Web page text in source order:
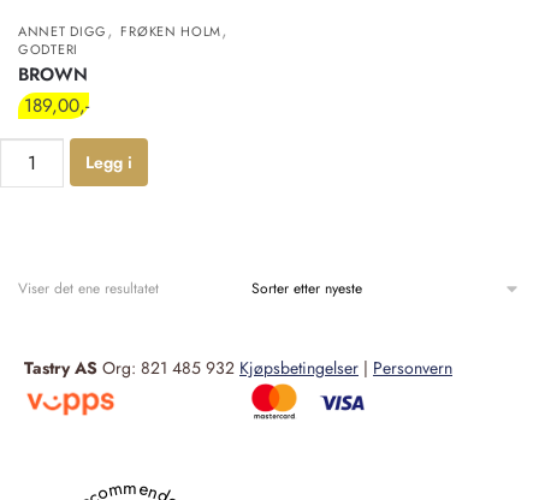
ANNET DIGG, FRØKEN HOLM,
GODTERI
BROWN
189,00
Legg i
Viser det ene resultatet
Tastry AS Org: 821 485 932 Kjøpsbetingelser | Personvern